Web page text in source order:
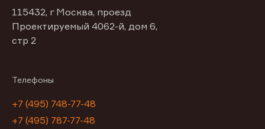
115432, г Москва, проезд
Проектируемый 4062-й, дом 6,
стр 2
Телефоны
+7 (495) 748-77-48
+7 (495) 787-77-48